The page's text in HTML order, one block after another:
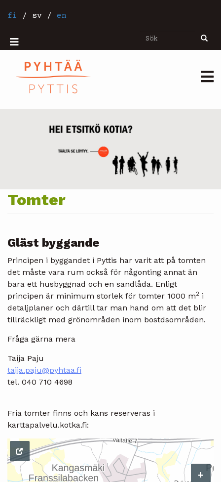
tillfi / sv / en
Sök Sök
Mobiilivalikko
Tomter
Gläst byggande
Principen i byggandet i Pyttis har varit att på tomten
det måste vara rum också för någonting annat än
bara ett husbyggnad och en sandlåda. Enligt
principen är minimum storlek för tomter 1000 m2 i
detaljplaner och därtill tar man hand om att det blir
tillräckligt med grönområden inom bostdsområden.
Fråga gärna mera
Taija Paju
taija.paju@pyhtaa.fi
tel. 040 710 4698
Fria tomter finns och kans reserveras i
karttapalvelu.kotka.fi: